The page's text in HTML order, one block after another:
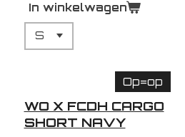
In winkelwagen
Op=op
WO X FCDH CARGO
SHORT NAVY